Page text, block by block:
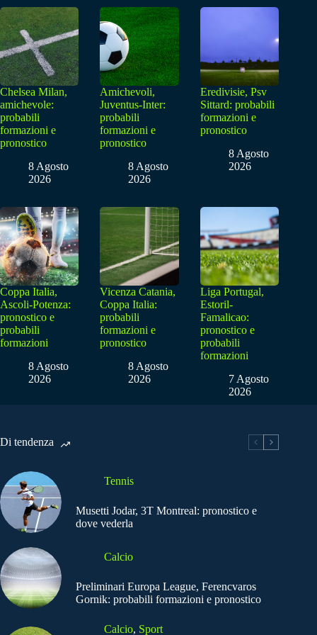
Chelsea Milan,
amichevole:
probabili
formazioni e
pronostico
8 Agosto
2026
Amichevoli,
Juventus-Inter:
probabili
formazioni e
pronostico
8 Agosto
2026
Eredivisie, Psv
Sittard: probabili
formazioni e
pronostico
8 Agosto
2026
Coppa Italia,
Ascoli-Potenza:
pronostico e
probabili
formazioni
8 Agosto
2026
Vicenza Catania,
Coppa Italia:
probabili
formazioni e
pronostico
8 Agosto
2026
Liga Portugal,
Estoril-
Famalicao:
pronostico e
probabili
formazioni
7 Agosto
2026
Di tendenza
Tennis
Musetti Jodar, 3T Montreal: pronostico e
dove vederla
Calcio
Preliminari Europa League, Ferencvaros
Gornik: probabili formazioni e pronostico
Calcio, Sport